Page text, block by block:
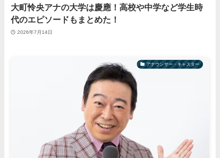
大町怜央アナの大学は慶應！高校や中学など学生時
代のエピソードもまとめた！
2026年7月14日
アナウンサー・キャスター